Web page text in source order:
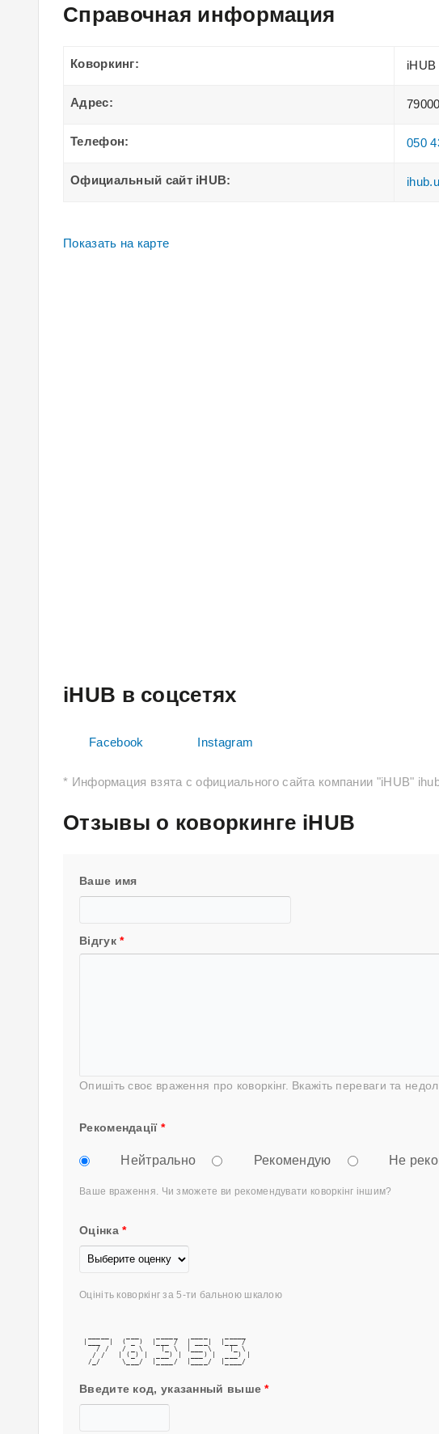
Справочная информация
Коворкинг: iHUB
Адрес:
Телефон: 050
Официальный сайт iHUB:
Показать на карте
iHUB в соцсетях
Facebook Instagram
* Информация взята с официального сайта компании "iHUB"
Отзывы о коворкинге iHUB
Ваше имя
Відгук*
Опишіть своє враження про коворкінг. Вкажіть переваги та
Рекомендації *
Нейтрально Рекомендую Не
Ваше враження. Чи зможете ви рекомендувати коворкінг іншим?
Оцінка*
Оцініть коворкінг за 5-ти бальною шкалою
|___  |  ( _ )  |___ /  | ___|  |___ /
    / /   / _ \    |_ \  |___ \    |_ \
   / /   | (_) |  ___) |  ___) |  ___) |
  /_/     \___/  |____/  |____/  |____/
Введите код, указанный выше*